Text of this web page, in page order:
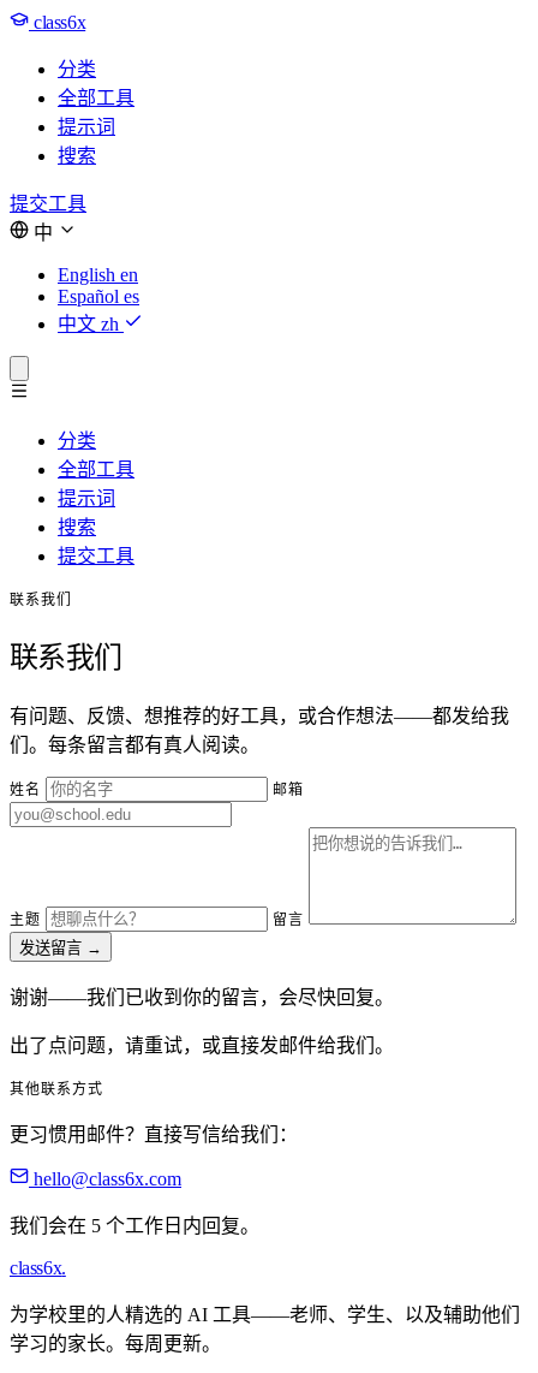
class6x
分类
全部工具
提示词
搜索
提交工具
中
English en
Español es
中文 zh
分类
全部工具
提示词
搜索
提交工具
联系我们
联系我们
有问题、反馈、想推荐的好工具，或合作想法——都发给我
们。每条留言都有真人阅读。
姓名 邮箱
主题 留言
发送留言 →
谢谢——我们已收到你的留言，会尽快回复。
出了点问题，请重试，或直接发邮件给我们。
其他联系方式
更习惯用邮件？直接写信给我们：
hello@class6x.com
我们会在 5 个工作日内回复。
class6x.
为学校里的人精选的 AI 工具——老师、学生、以及辅助他们
学习的家长。每周更新。